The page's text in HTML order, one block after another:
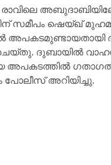
സമീപം ഷെയ്ഖ്
ചെയ്തു. ദുബായിൽ
അപകടത്തിൽ
അറിയിച്ചു.